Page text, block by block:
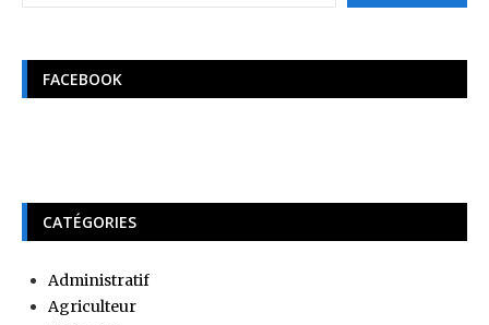
FACEBOOK
CATÉGORIES
Administratif
Agriculteur